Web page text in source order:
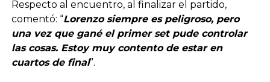
Respecto al encuentro, al finalizar el partido,
comentó: “Lorenzo siempre es peligroso, pero
una vez que gané el primer set pude controlar
las cosas. Estoy muy contento de estar en
cuartos de final”.